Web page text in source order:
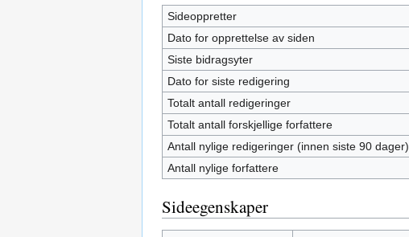
Sideoppretter
Dato for opprettelse av siden
Siste bidragsyter
Dato for siste redigering
Totalt antall redigeringer
Totalt antall forskjellige forfattere
Antall nylige redigeringer (innen siste 90 dager)
Antall nylige forfattere
Sideegenskaper